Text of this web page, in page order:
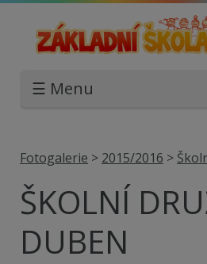
☰ Menu
Fotogalerie > 2015/2016 >
ŠKOLNÍ
DUBEN